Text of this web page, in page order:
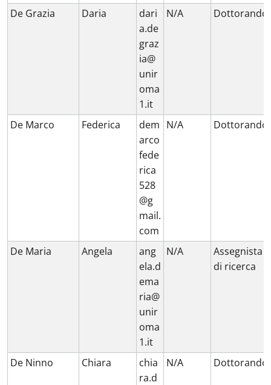
De Grazia Daria
dari
a.de
graz
ia@
unir
oma
1.it
N/A Dottorando
De Marco Federica
dem
arco
fede
rica
528
@g
mail.
com
N/A Dottorando
De Maria Angela
ang
ela.d
ema
ria@
unir
oma
1.it
N/A
Assegnista
di ricerca
De Ninno Chiara
chia
ra.d
N/A Dottorando